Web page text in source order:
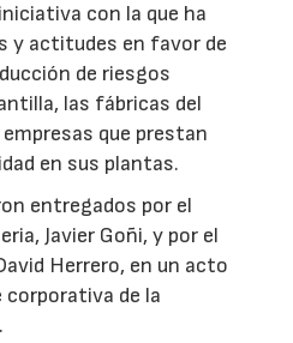
con la que ha
y actitudes en favor de
de riesgos
las fábricas del
que prestan
en sus plantas.
entregados por el
Javier Goñi, y por el
Herrero, en un acto
corporativa de la